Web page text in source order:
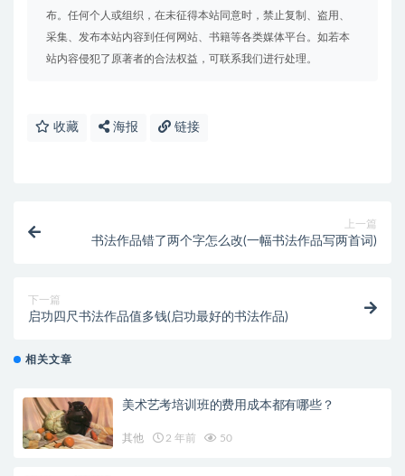
布。任何个人或组织，在未征得本站同意时，禁止复制、盗用、
采集、发布本站内容到任何网站、书籍等各类媒体平台。如若本
站内容侵犯了原著者的合法权益，可联系我们进行处理。
收藏 海报 链接
上一篇
书法作品错了两个字怎么改(一幅书法作品写两首词)
下一篇
启功四尺书法作品值多钱(启功最好的书法作品)
相关文章
美术艺考培训班的费用成本都有哪些？
其他 2 年前 50